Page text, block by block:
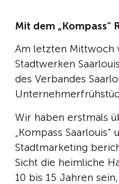
Mit dem „Kompass“
Am letzten Mittwoch
Stadtwerken
des Verbandes
Wir haben erstmals
„Kompass
Stadtmarketing
Sicht die heimliche
10 bis 15 Jahren